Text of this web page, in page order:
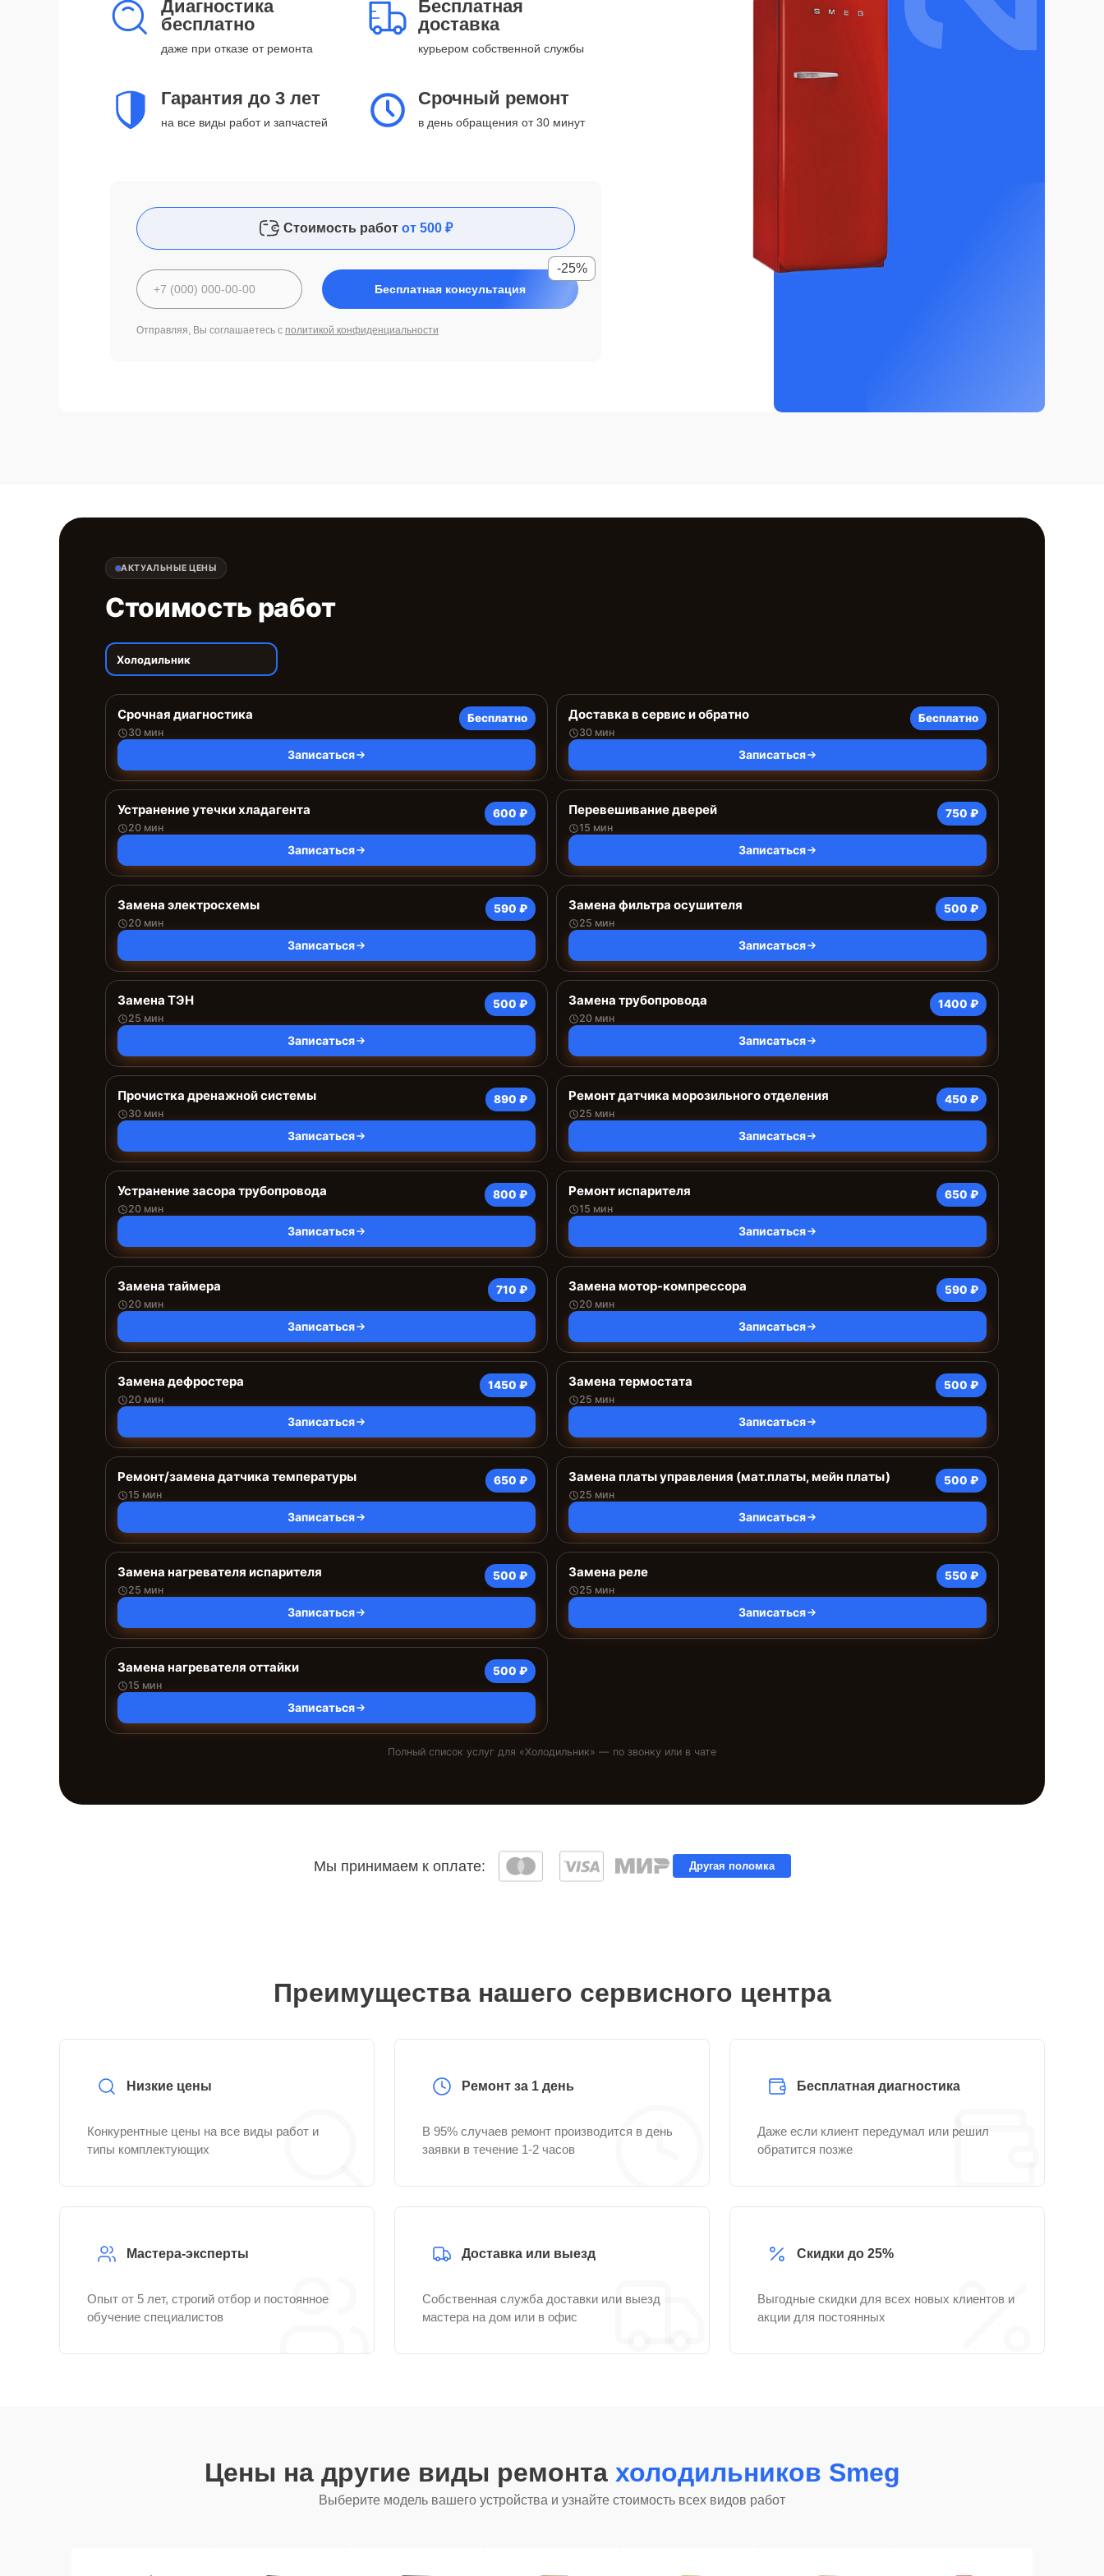
Диагностика
бесплатно
даже при отказе от ремонта
Бесплатная
доставка
курьером собственной службы
Гарантия до 3 лет
на все виды работ и запчастей
Срочный ремонт
в день обращения от 30 минут
Стоимость работ от 500 ₽
Бесплатная консультация
-25%
Отправляя, Вы соглашаетесь с политикой конфиденциальности
АКТУАЛЬНЫЕ ЦЕНЫ
Стоимость работ
Холодильник
Срочная диагностика
30 мин
Бесплатно
Записаться
Доставка в сервис и обратно
30 мин
Бесплатно
Записаться
Устранение утечки хладагента
20 мин
600 ₽
Записаться
Перевешивание дверей
15 мин
750 ₽
Записаться
Замена электросхемы
20 мин
590 ₽
Записаться
Замена фильтра осушителя
25 мин
500 ₽
Записаться
Замена ТЭН
25 мин
500 ₽
Записаться
Замена трубопровода
20 мин
1400 ₽
Записаться
Прочистка дренажной системы
30 мин
890 ₽
Записаться
Ремонт датчика морозильного отделения
25 мин
450 ₽
Записаться
Устранение засора трубопровода
20 мин
800 ₽
Записаться
Ремонт испарителя
15 мин
650 ₽
Записаться
Замена таймера
20 мин
710 ₽
Записаться
Замена мотор-компрессора
20 мин
590 ₽
Записаться
Замена дефростера
20 мин
1450 ₽
Записаться
Замена термостата
25 мин
500 ₽
Записаться
Ремонт/замена датчика температуры
15 мин
650 ₽
Записаться
Замена платы управления (мат.платы, мейн платы)
25 мин
500 ₽
Записаться
Замена нагревателя испарителя
25 мин
500 ₽
Записаться
Замена реле
25 мин
550 ₽
Записаться
Замена нагревателя оттайки
15 мин
500 ₽
Записаться
Полный список услуг для «Холодильник» — по звонку или в чате
Мы принимаем к оплате: Другая поломка
Преимущества нашего сервисного центра
Низкие цены
Конкурентные цены на все виды работ и
типы комплектующих
Ремонт за 1 день
В 95% случаев ремонт производится в день
заявки в течение 1-2 часов
Бесплатная диагностика
Даже если клиент передумал или решил
обратится позже
Мастера-эксперты
Опыт от 5 лет, строгий отбор и постоянное
обучение специалистов
Доставка или выезд
Собственная служба доставки или выезд
мастера на дом или в офис
Скидки до 25%
Выгодные скидки для всех новых клиентов и
акции для постоянных
Цены на другие виды ремонта холодильников Smeg
Выберите модель вашего устройства и узнайте стоимость всех видов работ